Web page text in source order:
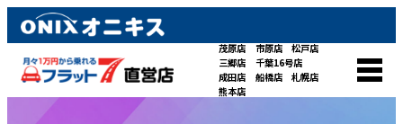
茂原店 市原店
松戸店
三郷店
千葉16号店
成田店
船橋店
札幌店
熊本店